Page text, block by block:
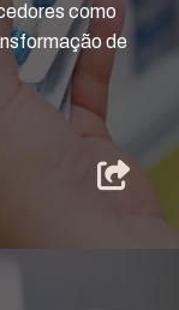
como
de